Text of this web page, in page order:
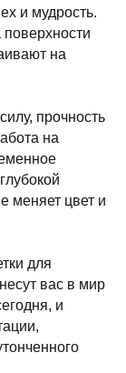
и мудрость.
поверхности
на
прочность
на
меняет цвет и
для
вас в мир
и